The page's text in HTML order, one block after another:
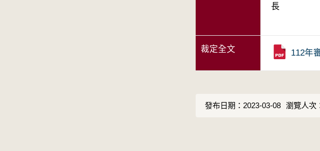
長
裁定全文 112年
發布日期：2023-03-08 瀏覽人次